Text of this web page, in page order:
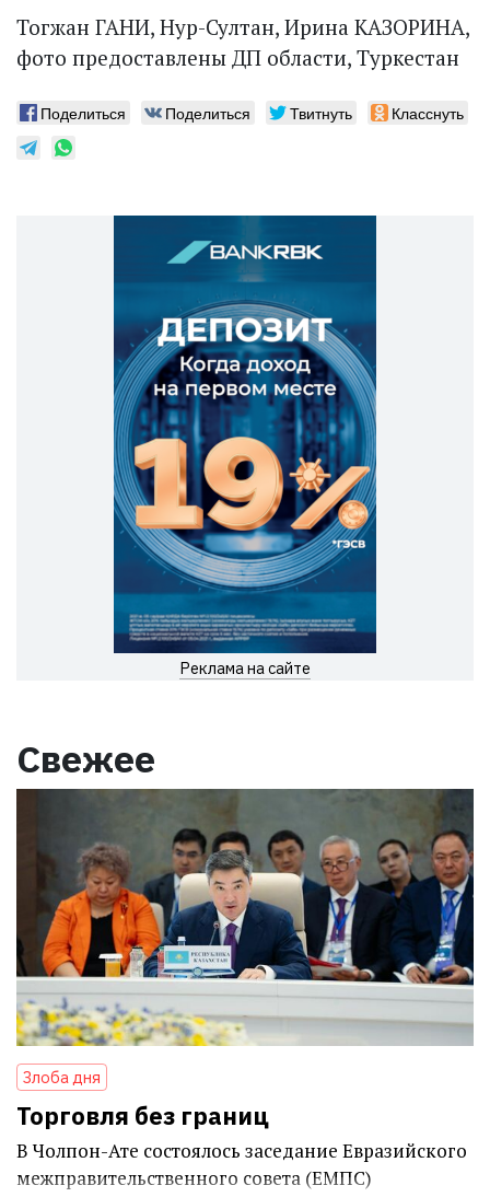
Тогжан ГАНИ, Нур-Султан, Ирина КАЗОРИНА,
фото предоставлены ДП области, Туркестан
Поделиться Поделиться Твитнуть Класснуть
Реклама на сайте
Свежее
Злоба дня
Торговля без границ
В Чолпон-Ате состоялось заседание Евразийского
межправительственного совета (ЕМПС)